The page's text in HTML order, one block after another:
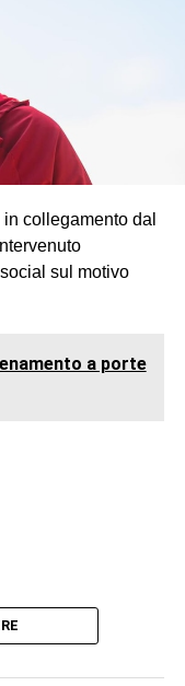
collegamento dal
sul motivo
a porte